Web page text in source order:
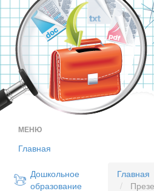
МЕНЮ
Главная
Дошкольное
образование
Главная